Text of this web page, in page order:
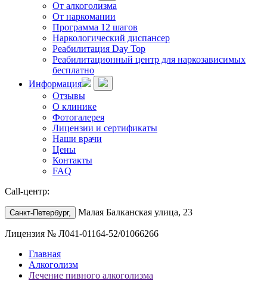
От алкоголизма
От наркомании
Программа 12 шагов
Наркологический диспансер
Реабилитация Day Top
Реабилитационный центр для наркозависимых
бесплатно
Информация
Отзывы
О клинике
Фотогалерея
Лицензии и сертификаты
Наши врачи
Цены
Контакты
FAQ
Call-центр:
Санкт-Петербург, Малая Балканская улица, 23
Лицензия № Л041-01164-52/01066266
Главная
Алкоголизм
Лечение пивного алкоголизма